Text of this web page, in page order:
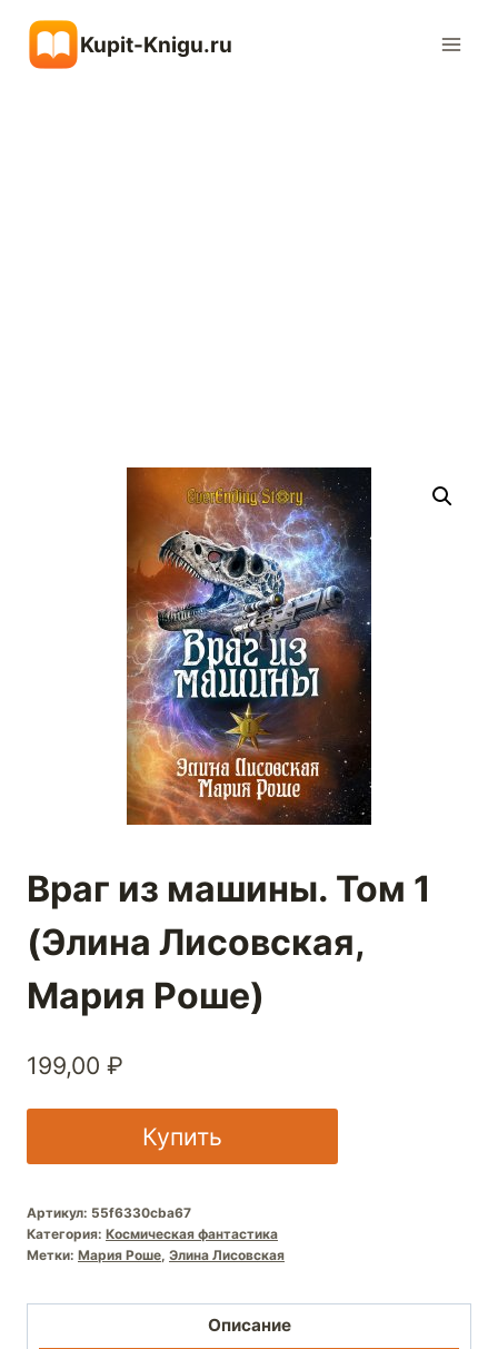
содержимому
Kupit-Knigu.ru
Враг из машины. Том 1
(Элина Лисовская,
Мария Роше)
199,00 ₽
Купить
Артикул: 55f6330cba67
Категория: Космическая фантастика
Метки: Мария Роше, Элина Лисовская
Описание